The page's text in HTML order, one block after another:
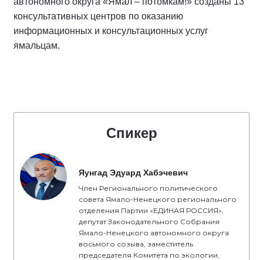
консультативных центров по оказанию
информационных и консультационных услуг
ямальцам.
Спикер
Яунгад Эдуард Хабэчевич
Член Регионального политического
совета Ямало-Ненецкого регионального
отделения Партии «ЕДИНАЯ РОССИЯ»,
депутат Законодательного Собрания
Ямало-Ненецкого автономного округа
восьмого созыва, заместитель
председателя Комитета по экологии,